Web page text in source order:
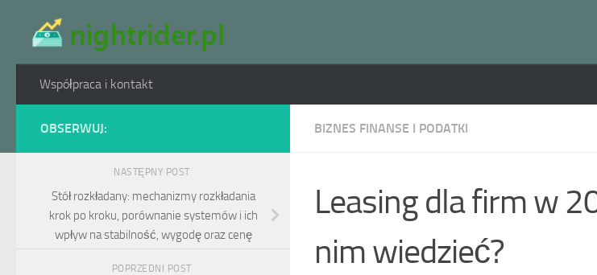
Skip to content
Współpraca i kontakt
BIZNES FINANSE I PODATKI
Leasing dla firm w
nim wiedzieć?
OBSERWUJ:
NASTĘPNY POST
Stół rozkładany: mechanizmy rozkładania
krok po kroku, porównanie systemów i ich
wpływ na stabilność, wygodę oraz cenę
POPRZEDNI POST